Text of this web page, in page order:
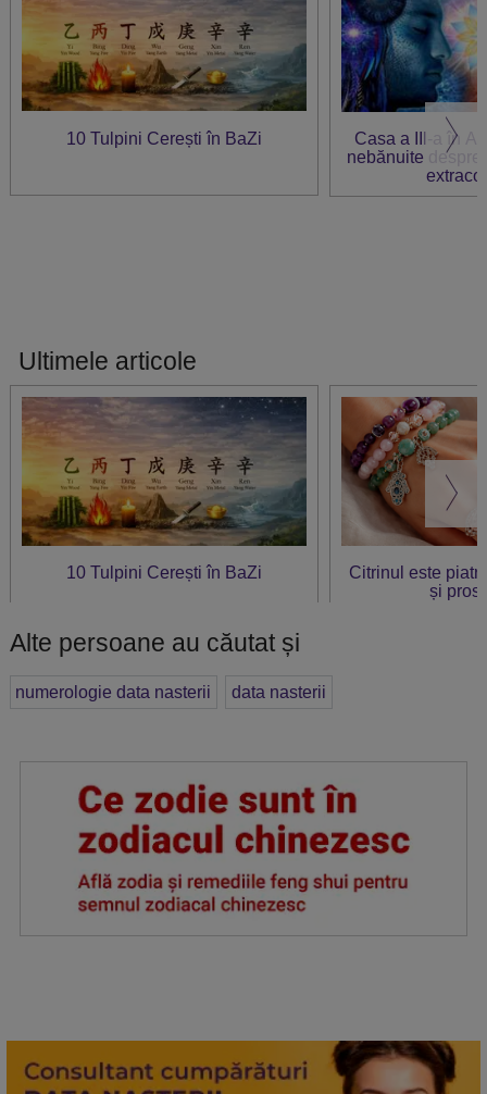
10 Tulpini Cerești în BaZi
Casa a III-a în
nebănuite
Ultimele articole
10 Tulpini Cerești în BaZi
Citrinul este
și
Alte persoane au căutat și
numerologie data nasterii data nasterii